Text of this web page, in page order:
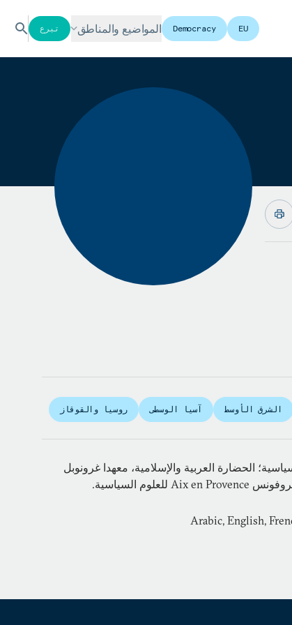
EU
Democracy المواضيع والمناطق تبرع
الشرق الأوسط آسيا الوسطى روسيا والقوقاز
الحضارة العربية والإسلامية، معهدا غرونوبل
Arabic, English,